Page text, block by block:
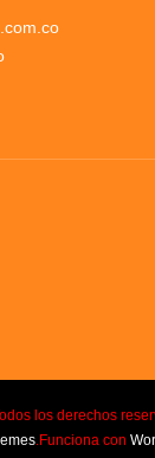
los derechos
.Funciona con